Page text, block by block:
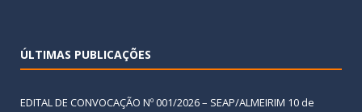
ÚLTIMAS PUBLICAÇÕES
EDITAL DE CONVOCAÇÃO Nº 001/2026 – SEAP/ALMEIRIM 10 de